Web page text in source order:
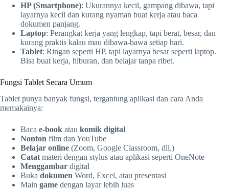
HP (Smartphone): Ukurannya kecil, gampang dibawa, tapi
layarnya kecil dan kurang nyaman buat kerja atau baca
dokumen panjang.
Laptop: Perangkat kerja yang lengkap, tapi berat, besar, dan
kurang praktis kalau mau dibawa-bawa setiap hari.
Tablet: Ringan seperti HP, tapi layarnya besar seperti laptop.
Bisa buat kerja, hiburan, dan belajar tanpa ribet.
Fungsi Tablet Secara Umum
Tablet punya banyak fungsi, tergantung aplikasi dan cara Anda
memakainya:
Baca e-book atau komik digital
Nonton film dan YouTube
Belajar online (Zoom, Google Classroom, dll.)
Catat materi dengan stylus atau aplikasi seperti OneNote
Menggambar digital
Buka dokumen Word, Excel, atau presentasi
Main game dengan layar lebih luas